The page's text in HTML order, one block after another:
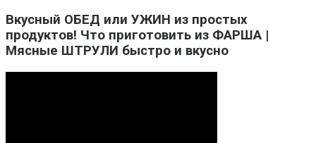
Вкусный ОБЕД или УЖИН из простых
продуктов! Что приготовить из ФАРША |
Мясные ШТРУЛИ быстро и вкусно